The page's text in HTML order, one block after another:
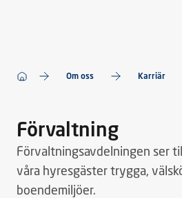
Om oss Karriär
Förvaltning
Förvaltningsavdelningen ser
våra hyresgäster trygga,
boendemiljöer.